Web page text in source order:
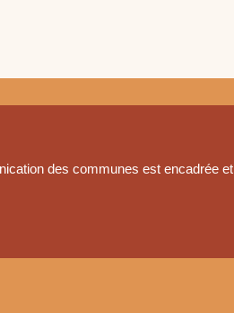
des communes est encadrée et